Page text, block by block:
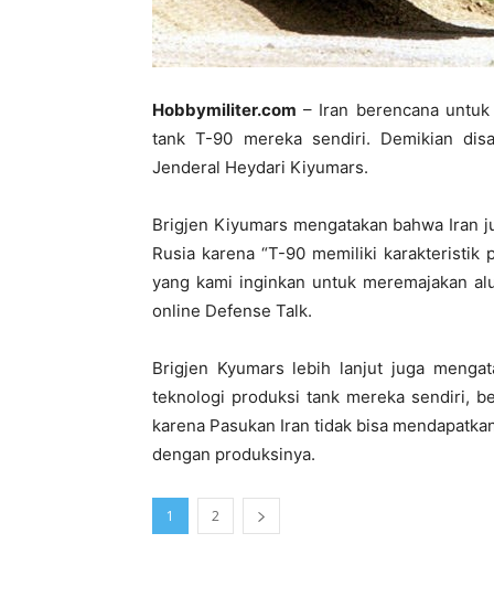
Hobbymiliter.com – Iran berencana
tank T-90 mereka sendiri. Demikian
Jenderal Heydari Kiyumars.
Brigjen Kiyumars mengatakan bahwa Iran
Rusia karena “T-90 memiliki
yang kami inginkan untuk meremajakan
online Defense Talk.
Brigjen Kyumars lebih lanjut juga
teknologi produksi tank mereka sendiri,
karena Pasukan Iran tidak bisa
dengan produksinya.
1 2